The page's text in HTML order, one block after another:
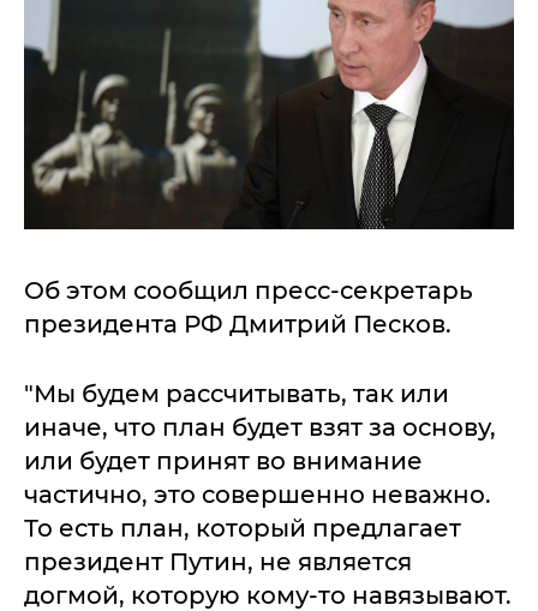
Об этом сообщил пресс-секретарь
президента РФ Дмитрий Песков.
"Мы будем рассчитывать, так или
иначе, что план будет взят за основу,
или будет принят во внимание
частично, это совершенно неважно.
То есть план, который предлагает
президент Путин, не является
догмой, которую кому-то навязывают.